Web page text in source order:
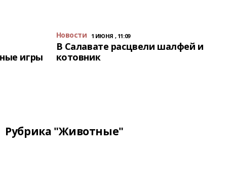
игры
Новости 1 ИЮНЯ , 11:09
В Салавате расцвели шалфей и
котовник
Рубрика "Животные"